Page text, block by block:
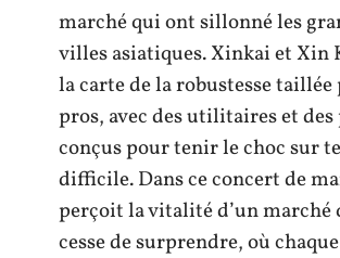
marché qui ont sillonné les
villes asiatiques. Xinkai et Xin
la carte de la robustesse taillée
pros, avec des utilitaires et
conçus pour tenir le choc sur
difficile. Dans ce concert de
perçoit la vitalité d’un marché
cesse de surprendre, où